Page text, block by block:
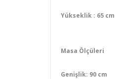
Yükseklik : 65 cm
Masa Ölçüleri
Genişlik: 90 cm